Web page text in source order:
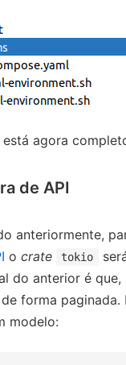
agora
de API
anteriormente,
o crate tokio
do anterior é que,
forma paginada.
modelo: